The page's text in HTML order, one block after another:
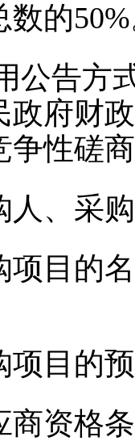
数的
公告方
政府财
争性磋
采购
的名
目的预
资格条